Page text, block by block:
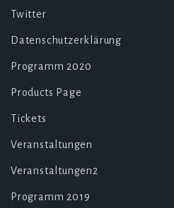
Twitter
Datenschutzerklärung
Programm 2020
Products Page
Tickets
Veranstaltungen
Veranstaltungen2
Programm 2019